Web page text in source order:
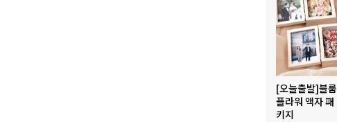
[오늘출발]블룸
플라워 액자 패
키지